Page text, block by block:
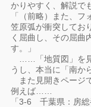
かりやすく、解説で
「（前略）また、
笠原弧が衝突してお
く屈曲し、その屈曲
す。」
……「地質図」を見
うし、本当に「南か
また見開きページ
例えば……
「3-6 千葉県：房